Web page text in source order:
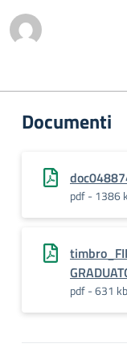
Documenti
pdf - 1386
pdf - 631 kb